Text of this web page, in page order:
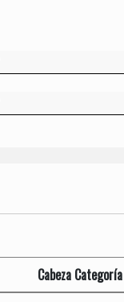
Cabeza Categoría